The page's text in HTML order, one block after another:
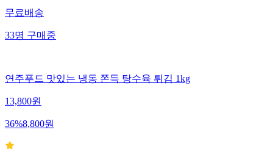
무료배송
33명 구매중
연주푸드 맛있는 냉동 쫀득 탕수육 튀김 1kg
13,800원
36%8,800원